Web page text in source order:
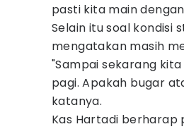
pasti kita main
Selain itu soal kondisi
mengatakan masih
"Sampai sekarang
pagi. Apakah bugar
katanya.
Kas Hartadi berharap